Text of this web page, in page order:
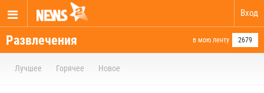
Вход
Развлечения в мою ленту 2679
Лучшее Горячее Новое